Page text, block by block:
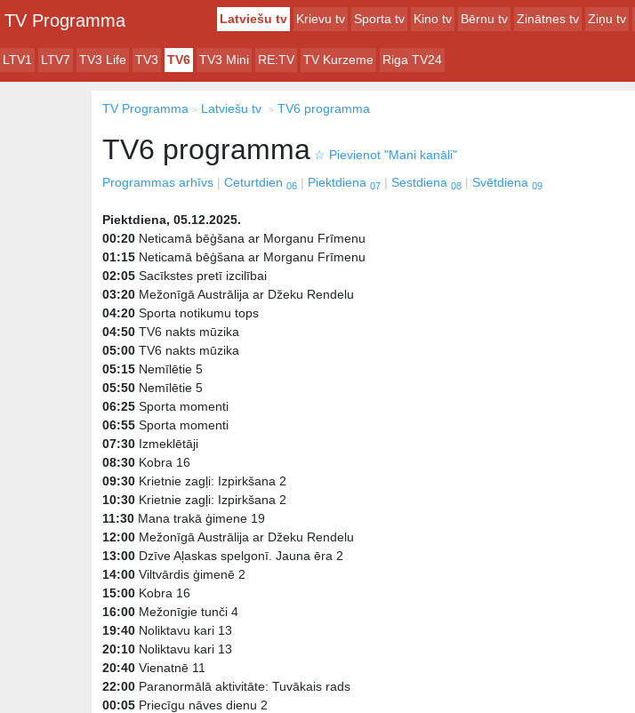
TV Programma Latviešu tv Krievu tv Sporta tv Kino tv Bērnu tv Zinātnes tv Ziņu tv
LTV1 LTV7 TV3 Life TV3 TV6 TV3 Mini RE:TV TV Kurzeme Riga TV24
TV Programma Latviešu tv TV6 programma
TV6 programma ☆ Pievienot "Mani kanāli"
Programmas arhīvs
Ceturtdien 06 Piektdiena 07 Sestdiena 08 Svētdiena 09
Piektdiena, 05.12.2025.
00:20 Neticamā bēģšana ar Morganu Frīmenu
01:15 Neticamā bēģšana ar Morganu Frīmenu
02:05 Sacīkstes pretī izcilībai
03:20 Mežonīgā Austrālija ar Džeku Rendelu
04:20 Sporta notikumu tops
04:50 TV6 nakts mūzika
05:00 TV6 nakts mūzika
05:15 Nemīlētie 5
05:50 Nemīlētie 5
06:25 Sporta momenti
06:55 Sporta momenti
07:30 Izmeklētāji
08:30 Kobra 16
09:30 Krietnie zagļi: Izpirkšana 2
10:30 Krietnie zagļi: Izpirkšana 2
11:30 Mana trakā ģimene 19
12:00 Mežonīgā Austrālija ar Džeku Rendelu
13:00 Dzīve Aļaskas spelgonī. Jauna ēra 2
14:00 Viltvārdis ģimenē 2
15:00 Kobra 16
16:00 Mežonīgie tunči 4
19:40 Noliktavu kari 13
20:10 Noliktavu kari 13
20:40 Vienatnē 11
22:00 Paranormālā aktivitāte: Tuvākais rads
00:05 Priecīgu nāves dienu 2